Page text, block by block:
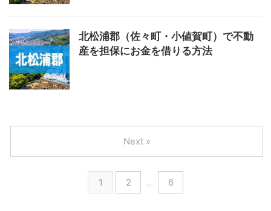
北松浦郡（佐々町・小値賀町）で不動
産を担保にお金を借りる方法
1 2 … 6
Next »